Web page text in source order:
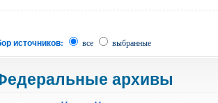
источников: все выбранные
архивы